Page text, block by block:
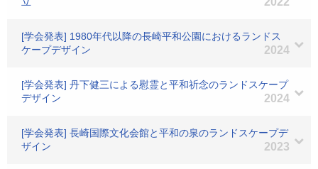
[学会発表] 1980年代以降の長崎平和公園におけるランドス
ケープデザイン
2024
[学会発表] 丹下健三による慰霊と平和祈念のランドスケープ
デザイン
2024
[学会発表] 長崎国際文化会館と平和の泉のランドスケープデ
ザイン
2023